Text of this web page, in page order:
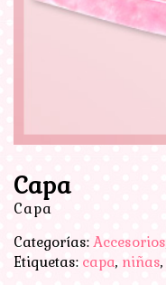
Capa
Capa
Categorías: Accesorios
Etiquetas: capa, niñas,